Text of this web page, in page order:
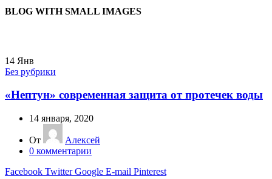
BLOG WITH SMALL IMAGES
14 Янв
Без рубрики
«Нептун» современная защита от протечек воды
14 января, 2020
От
Алексей
0 комментарии
Facebook Twitter Google E-mail Pinterest